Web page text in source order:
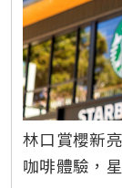
林口賞櫻新
咖啡體驗，